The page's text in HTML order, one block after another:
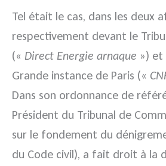
Tel était le cas, dans les deux
respectivement devant le
(« Direct Energie arnaque ») et
Grande instance de Paris («
Dans son ordonnance de
Président du Tribunal de
sur le fondement du
du Code civil), a fait droit à la